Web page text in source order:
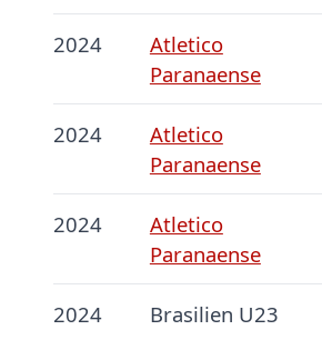
2024
Atletico
Paranaense
2024
Atletico
Paranaense
2024
Atletico
Paranaense
2024 Brasilien U23